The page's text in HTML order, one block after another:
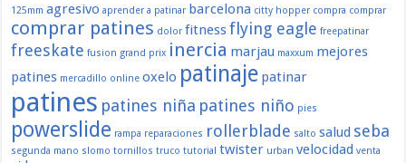
125mm agresivo aprender a patinar barcelona citty hopper compra comprar
comprar patines dolor fitnessflying eagle freepatinar
freeskate fusion grand prix inercia marjau maxxum mejores
patines mercadillo online oxelo patinaje patinar
patines patines niña patines niño pies
powerslide rampa reparaciones rollerblade salto salud seba
segunda mano slomo tornillos truco tutorial twister urban velocidad venta